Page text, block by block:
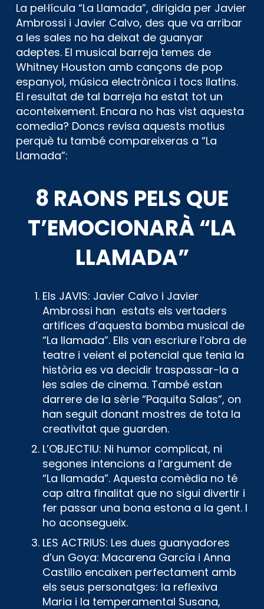
La pel·lícula “La Llamada”, dirigida per Javier
Ambrossi i Javier Calvo, des que va arribar
a les sales no ha deixat de guanyar
adeptes. El musical barreja temes de
Whitney Houston amb cançons de pop
espanyol, música electrònica i tocs llatins.
El resultat de tal barreja ha estat tot un
aconteixement. Encara no has vist aquesta
comedia? Doncs revisa aquests motius
perquè tu també compareixeras a “La
Llamada”:
8 RAONS PELS QUE
T’EMOCIONARÀ “LA
LLAMADA”
Els JAVIS: Javier Calvo i Javier
Ambrossi han estats els vertaders
artifices d’aquesta bomba musical de
“La llamada”. Ells van escriure l’obra de
teatre i veient el potencial que tenia la
història es va decidir traspassar-la a
les sales de cinema. També estan
darrere de la sèrie “Paquita Salas”, on
han seguit donant mostres de tota la
creativitat que guarden.
L’OBJECTIU: Ni humor complicat, ni
segones intencions a l’argument de
“La llamada”. Aquesta comèdia no té
cap altra finalitat que no sigui divertir i
fer passar una bona estona a la gent. I
ho aconsegueix.
LES ACTRIUS: Les dues guanyadores
d’un Goya: Macarena García i Anna
Castillo encaixen perfectament amb
els seus personatges: la reflexiva
Maria i la temperamental Susana,